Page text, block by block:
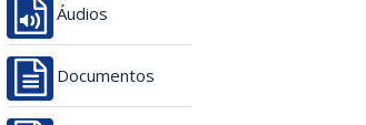
Áudios
Documentos